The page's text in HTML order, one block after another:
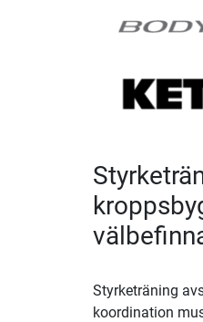
Styrketräning
koordination